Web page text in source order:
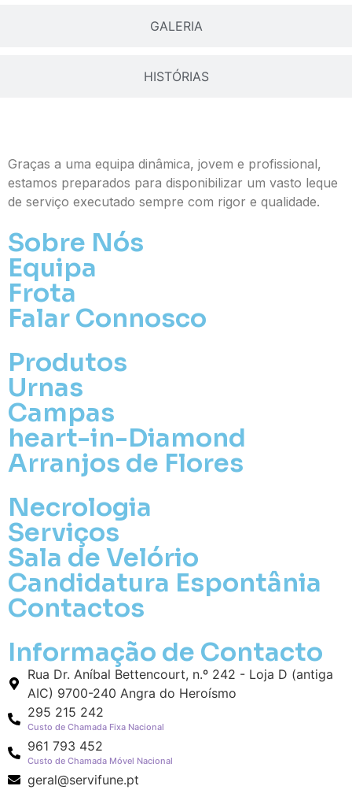
GALERIA
HISTÓRIAS
Graças a uma equipa dinâmica, jovem e profissional,
estamos preparados para disponibilizar um vasto leque
de serviço executado sempre com rigor e qualidade.
Sobre Nós
Equipa
Frota
Falar Connosco
Produtos
Urnas
Campas
heart-in-Diamond
Arranjos de Flores
Necrologia
Serviços
Sala de Velório
Candidatura Espontânia
Contactos
Informação de Contacto
Rua Dr. Aníbal Bettencourt, n.º 242 - Loja D (antiga
AIC) 9700-240 Angra do Heroísmo
295 215 242
Custo de Chamada Fixa Nacional
961 793 452
Custo de Chamada Móvel Nacional
geral@servifune.pt